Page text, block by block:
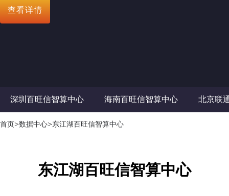
查看详情
深圳百旺信智算中心 海南百旺信智算中心 北京联
首页>数据中心>东江湖百旺信智算中心
东江湖百旺信智算中心